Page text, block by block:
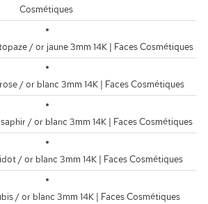
Cosmétiques
/ or jaune 3mm 14K | Faces Cosmétiques
/ or blanc 3mm 14K | Faces Cosmétiques
/ or blanc 3mm 14K | Faces Cosmétiques
/ or blanc 3mm 14K | Faces Cosmétiques
/ or blanc 3mm 14K | Faces Cosmétiques